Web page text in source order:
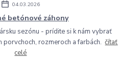
04.03.2026
betónové záhony
sezónu - prídite si k nám vybrať
porvchoch, rozmeroch a farbách.čítať
celé